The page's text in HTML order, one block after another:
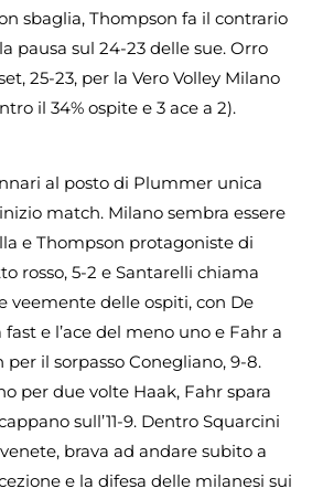
sbaglia, Thompson fa il contrario
pausa sul 24-23 delle sue. Orro
25-23, per la Vero Volley Milano
il 34% ospite e 3 ace a 2).
al posto di Plummer unica
match. Milano sembra essere
e Thompson protagoniste di
rosso, 5-2 e Santarelli chiama
veemente delle ospiti, con De
e l’ace del meno uno e Fahr a
il sorpasso Conegliano, 9-8.
per due volte Haak, Fahr spara
sull’11-9. Dentro Squarcini
brava ad andare subito a
e la difesa delle milanesi sui